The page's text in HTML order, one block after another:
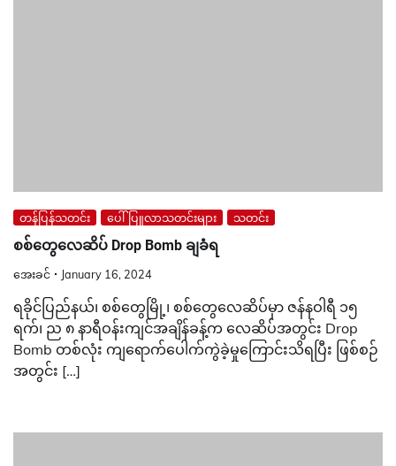
တန်ပြန်သတင်း ပေါ်ပြူလာသတင်းများ သတင်း
စစ်တွေလေဆိပ် Drop Bomb ချခံရ
အေးခင် January 16, 2024
ရခိုင်ပြည်နယ်၊ စစ်တွေမြို့၊ စစ်တွေလေဆိပ်မှာ ဇန်နဝါရီ ၁၅
ရက်၊ ည ၈ နာရီဝန်းကျင်အချိန်ခန့်က လေဆိပ်အတွင်း Drop
Bomb တစ်လုံး ကျရောက်ပေါက်ကွဲခဲ့မှုကြောင်းသိရပြီး ဖြစ်စဉ်
အတွင်း […]